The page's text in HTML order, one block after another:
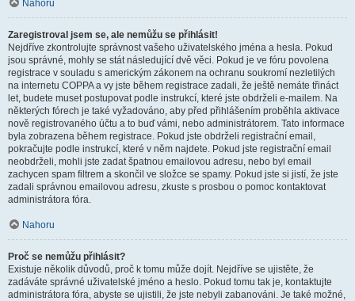
Nahoru
Zaregistroval jsem se, ale nemůžu se přihlásit!
Nejdříve zkontrolujte správnost vašeho uživatelského jména a hesla. Pokud
jsou správné, mohly se stát následující dvě věci. Pokud je ve fóru povolena
registrace v souladu s americkým zákonem na ochranu soukromí nezletilých
na internetu COPPA a vy jste během registrace zadali, že ještě nemáte třináct
let, budete muset postupovat podle instrukcí, které jste obdrželi e-mailem. Na
některých fórech je také vyžadováno, aby před přihlášením proběhla aktivace
nově registrovaného účtu a to buď vámi, nebo administrátorem. Tato informace
byla zobrazena během registrace. Pokud jste obdrželi registrační email,
pokračujte podle instrukcí, které v něm najdete. Pokud jste registrační email
neobdrželi, mohli jste zadat špatnou emailovou adresu, nebo byl email
zachycen spam filtrem a skončil ve složce se spamy. Pokud jste si jistí, že jste
zadali správnou emailovou adresu, zkuste s prosbou o pomoc kontaktovat
administrátora fóra.
Nahoru
Proč se nemůžu přihlásit?
Existuje několik důvodů, proč k tomu může dojít. Nejdříve se ujistěte, že
zadáváte správné uživatelské jméno a heslo. Pokud tomu tak je, kontaktujte
administrátora fóra, abyste se ujistili, že jste nebyli zabanováni. Je také možné,